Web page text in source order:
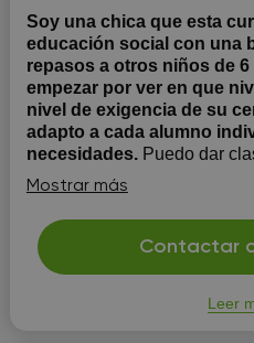
Soy una chica que esta
educación social con una
repasos a otros niños de 6
empezar por ver en que
nivel de exigencia de su
adapto a cada alumno
necesidades. Puedo dar
economía de la empresa,
gusta mucho enseñar y
otras personas
Mostrar más
Contactar
Leer